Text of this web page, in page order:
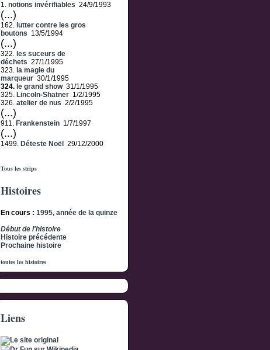
1. notions invérifiables 24/9/1993
(...)
162. lutter contre les gros
boutons 13/5/1994
(...)
322. les suceurs de
déchets 27/1/1995
323. la magie du
marqueur 30/1/1995
324. le grand show 31/1/1995
325. Lincoln-Shatner 1/2/1995
326. atelier de nus 2/2/1995
(...)
911. Frankenstein 1/7/1997
(...)
1499. Déteste Noël 29/12/2000
Tous les strips
Histoires
En cours : 1995, année de la quinze
Début de l'histoire
Histoire précédente
Prochaine histoire
toutes les histoires
Liens